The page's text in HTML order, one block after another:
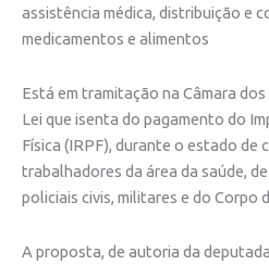
assistência médica, distribuição e
medicamentos e alimentos
Está em tramitação na Câmara
Lei que isenta do pagamento do
Física (IRPF), durante o estado de
trabalhadores da área da saúde,
policiais civis, militares e do Corpo
A proposta, de autoria da